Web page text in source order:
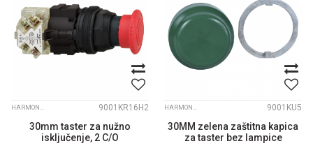
HARMONY 9001 K 9001KR16H2
30mm taster za nužno
isključenje, 2 C/O
HARMONY 9001 K 9001KU5
30MM zelena zaštitna kapica
za taster bez lampice